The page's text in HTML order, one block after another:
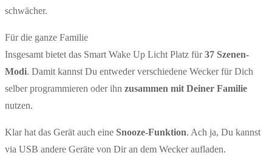
schwächer.
Für die ganze Familie
Insgesamt bietet das Smart Wake Up Licht Platz für37 Szenen-
Modi. Damit kannst Du entweder verschiedene Wecker für Dich
selber programmieren oder ihn zusammen mit Deiner Familie
nutzen.
Klar hat das Gerät auch eine Snooze-Funktion. Ach ja, Du kannst
via USB andere Geräte von Dir an dem Wecker aufladen.